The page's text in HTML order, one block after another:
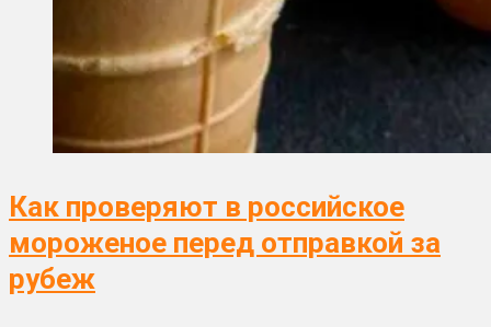
Как проверяют в российское
мороженое перед отправкой за
рубеж